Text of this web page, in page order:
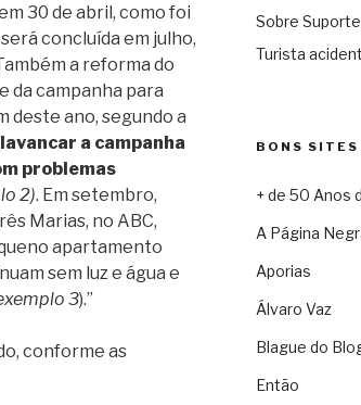
30 de abril, como foi
concluída em julho,
a reforma do
da campanha para
deste ano, segundo a
a campanha
problemas
2). Em setembro,
Marias, no ABC,
apartamento
sem luz e água e
3).”
conforme as
Sobre
Turista
BONS SITES
+ de 50 Anos
A Página
Aporias
Álvaro Vaz
Blague do
Então